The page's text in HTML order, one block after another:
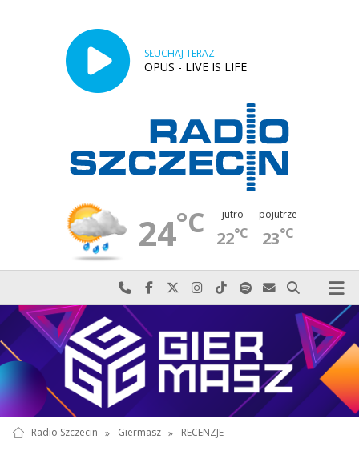
SŁUCHAJ TERAZ
OPUS - LIVE IS LIFE
24°C jutro
22°C
pojutrze
23°C
Najlepiej po prostu do nas zadzwoń
Odwiedź nas na Facebook-u
Odwiedź nas na X
Odwiedź nas na Instagram-ie
Odwiedź nas na TikTok-u
Szukaj nas na Spotify
Wyślij do nas
Szukaj
Radio Szczecin » Giermasz » RECENZJE